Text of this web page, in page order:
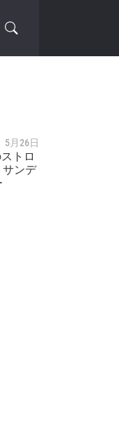
5月26日
トロ
サンデ